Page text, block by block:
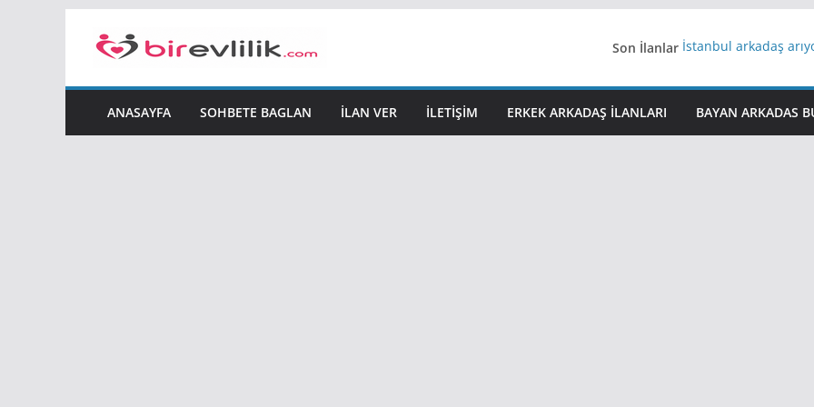
Son İlanlar İstanbul arkadaş
Yeni Bir Aşk Lazım
iş arayanlara iş
ANASAYFA SOHBETE BAGLAN İLAN VER İLETIŞIM ERKEK ARKADAŞ ILANLARI BAYAN ARKADAS